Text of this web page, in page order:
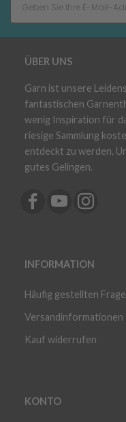
ÜBER UNS
Garn ist unsere
fantastischen
wenig Inspiration für
riesige Sammlung
entdeckt zu werden.
gutes Gelingen.
INFORMATION
Häufig gestellten
Versandinformationen
Kauf widerrufen
KONTO